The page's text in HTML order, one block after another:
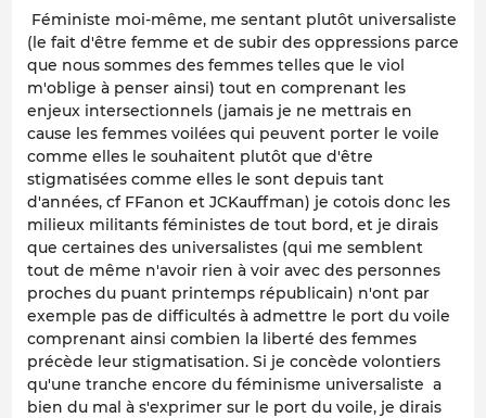
Féministe moi-même, me sentant plutôt universaliste
(le fait d'être femme et de subir des oppressions parce
que nous sommes des femmes telles que le viol
m'oblige à penser ainsi) tout en comprenant les
enjeux intersectionnels (jamais je ne mettrais en
cause les femmes voilées qui peuvent porter le voile
comme elles le souhaitent plutôt que d'être
stigmatisées comme elles le sont depuis tant
d'années, cf FFanon et JCKauffman) je cotois donc les
milieux militants féministes de tout bord, et je dirais
que certaines des universalistes (qui me semblent
tout de même n'avoir rien à voir avec des personnes
proches du puant printemps républicain) n'ont par
exemple pas de difficultés à admettre le port du voile
comprenant ainsi combien la liberté des femmes
précède leur stigmatisation. Si je concède volontiers
qu'une tranche encore du féminisme universaliste a
bien du mal à s'exprimer sur le port du voile, je dirais